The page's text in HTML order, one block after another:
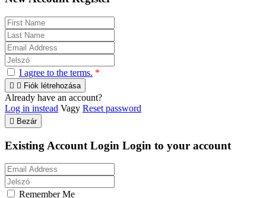
I agree to the terms. *
  Fiók létrehozása
Already have an account?
Log in instead Vagy Reset password
 Bezár
Existing Account Login Login to your account
Remember Me